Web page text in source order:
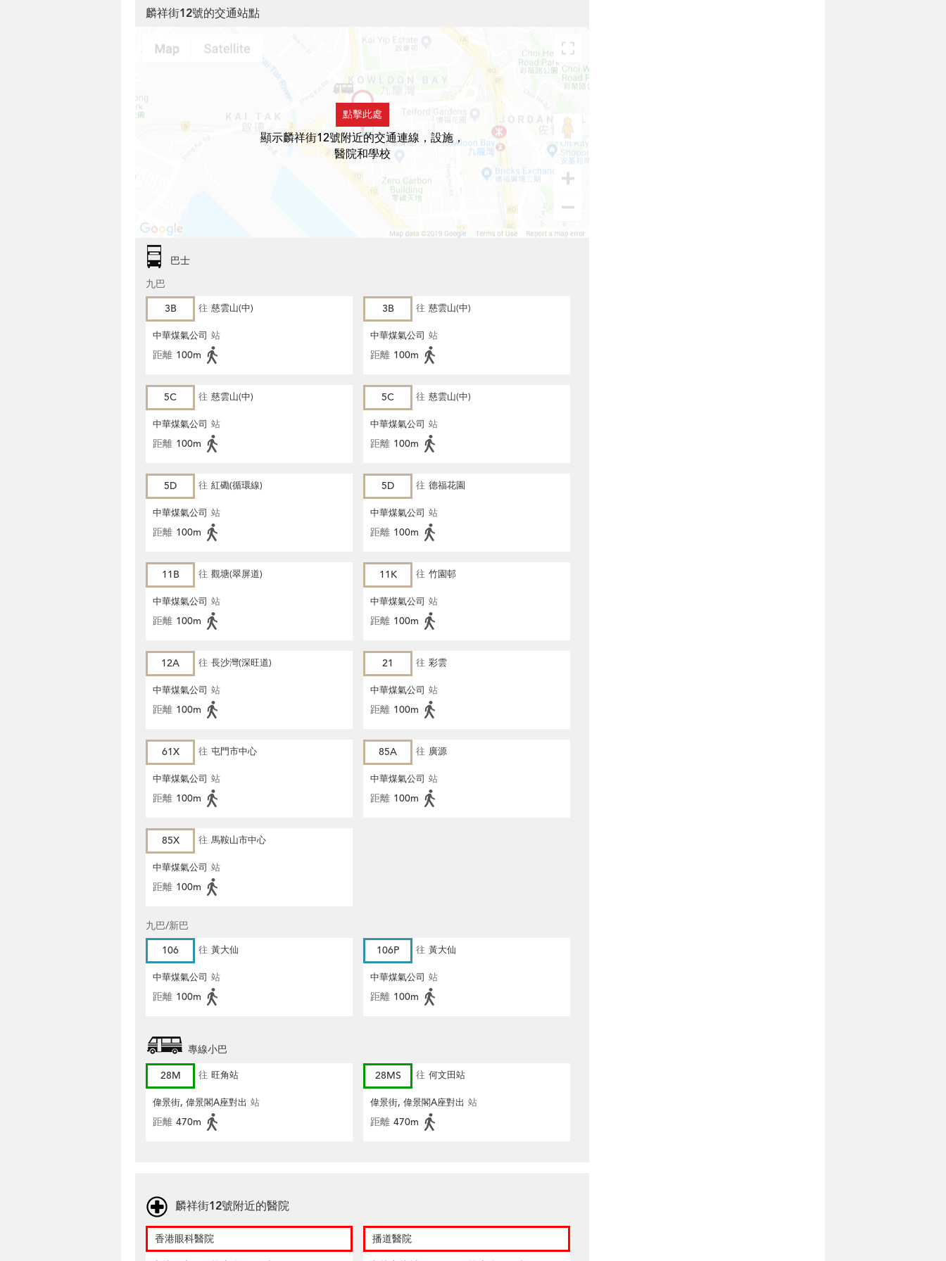
麟祥街12號的交通站點
點擊此處
顯示麟祥街12號附近的交通連線，設施，
醫院和學校
巴士
九巴
3B
往 慈雲山(中)
中華煤氣公司 站
距離 100m
3B 往 慈雲山(中)
中華煤氣公司 站
距離 100m
5C 往 慈雲山(中)
中華煤氣公司 站
距離 100m
5C 往 慈雲山(中)
中華煤氣公司 站
距離 100m
5D 往 紅磡(循環線)
中華煤氣公司 站
距離 100m
5D 往 德福花園
中華煤氣公司 站
距離 100m
11B 往 觀塘(翠屏道)
中華煤氣公司 站
距離 100m
11K 往 竹園邨
中華煤氣公司 站
距離 100m
12A 往 長沙灣(深旺道)
中華煤氣公司 站
距離 100m
21 往 彩雲
中華煤氣公司 站
距離 100m
61X 往 屯門市中心
中華煤氣公司 站
距離 100m
85A 往 廣源
中華煤氣公司 站
距離 100m
85X 往 馬鞍山市中心
中華煤氣公司 站
距離 100m
九巴/新巴
106
往 黃大仙
中華煤氣公司 站
距離 100m
106P 往 黃大仙
中華煤氣公司 站
距離 100m
專線小巴
28M
往 旺角站
偉景街, 偉景閣A座對出 站
距離 470m
28MS 往 何文田站
偉景街, 偉景閣A座對出 站
距離 470m
麟祥街12號附近的醫院
香港眼科醫院
播道醫院